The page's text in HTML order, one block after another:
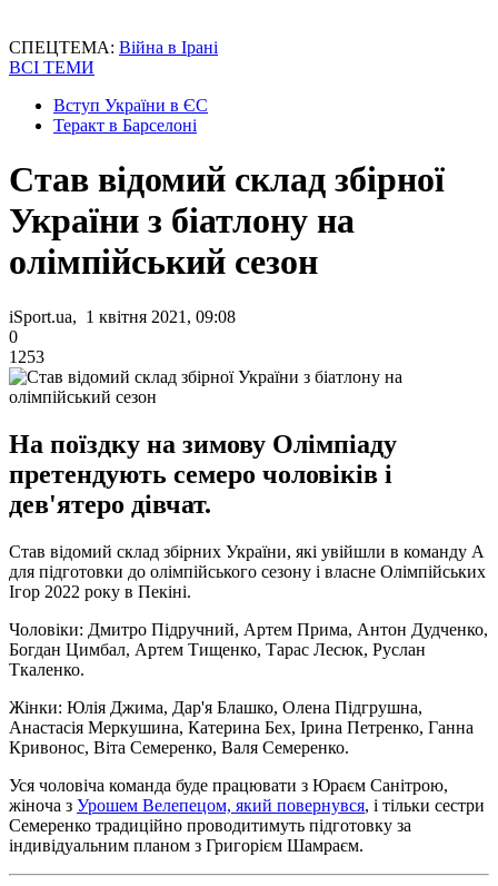
СПЕЦТЕМА: Війна в Ірані
ВСІ ТЕМИ
Вступ України в ЄС
Теракт в Барселоні
Став відомий склад збірної
України з біатлону на
олімпійський сезон
iSport.ua, 1 квітня 2021, 09:08
0
1253
На поїздку на зимову Олімпіаду
претендують семеро чоловіків і
дев'ятеро дівчат.
Став відомий склад збірних України, які увійшли в команду А
для підготовки до олімпійського сезону і власне Олімпійських
Ігор 2022 року в Пекіні.
Чоловіки: Дмитро Підручний, Артем Прима, Антон Дудченко,
Богдан Цимбал, Артем Тищенко, Тарас Лесюк, Руслан
Ткаленко.
Жінки: Юлія Джима, Дар'я Блашко, Олена Підгрушна,
Анастасія Меркушина, Катерина Бех, Ірина Петренко, Ганна
Кривонос, Віта Семеренко, Валя Семеренко.
Уся чоловіча команда буде працювати з Юраєм Санітрою,
жіноча з Урошем Велепецом, який повернувся, і тільки сестри
Семеренко традиційно проводитимуть підготовку за
індивідуальним планом з Григорієм Шамраєм.